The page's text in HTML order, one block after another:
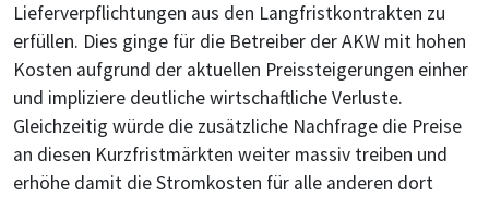
Lieferverpflichtungen aus den Langfristkontrakten zu
erfüllen. Dies ginge für die Betreiber der AKW mit hohen
Kosten aufgrund der aktuellen Preissteigerungen einher
und impliziere deutliche wirtschaftliche Verluste.
Gleichzeitig würde die zusätzliche Nachfrage die Preise
an diesen Kurzfristmärkten weiter massiv treiben und
erhöhe damit die Stromkosten für alle anderen dort